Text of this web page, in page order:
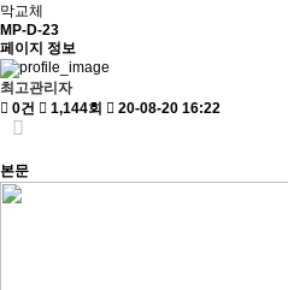
막교체
MP-D-23
페이지 정보
최고관리자
0건
1,144회 20-08-20 16:22
본문